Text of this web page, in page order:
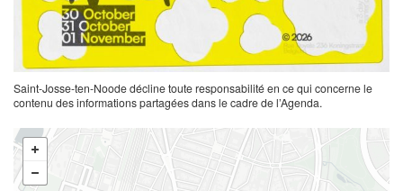
Saint-Josse-ten-Noode décline toute responsabilité en ce qui concerne le
contenu des informations partagées dans le cadre de l’Agenda.